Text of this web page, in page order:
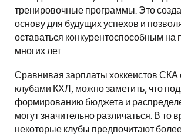
тренировочные программы. Это
основу для будущих успехов и
оставаться конкурентоспособным на
многих лет.
Сравнивая зарплаты хоккеистов СКА
клубами КХЛ, можно заметить, что
формированию бюджета и
могут значительно различаться. В то
некоторые клубы предпочитают